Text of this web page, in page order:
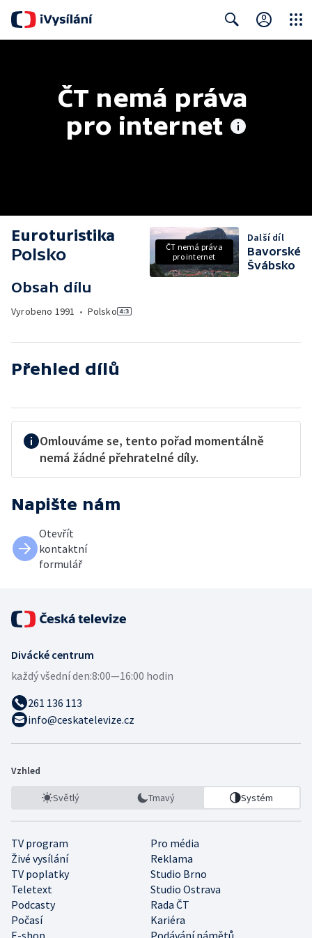
ČT nemá práva
pro internet
Euroturistika
Polsko
Obsah dílu
Vyrobeno 1991 • Polsko
ČT nemá práva
pro internet
Další díl
Bavorské
Švábsko
Přehled dílů
Omlouváme se, tento pořad momentálně
nemá žádné přehratelné díly.
Napište nám
Otevřít
kontaktní
formulář
Divácké centrum
každý všední den:8:00—16:00 hodin
261 136 113
info@ceskatelevize.cz
Vzhled
Světlý Tmavý Systém
TV program
Pro média
Živé vysílání
Reklama
TV poplatky
Studio Brno
Teletext
Studio Ostrava
Podcasty
Rada ČT
Počasí
Kariéra
E-shop
Podávání námětů